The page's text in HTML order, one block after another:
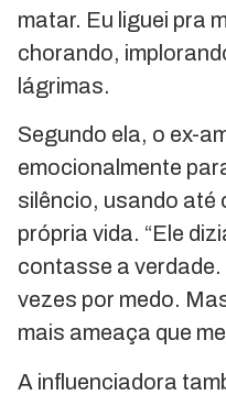
matar. Eu liguei pra
chorando,
lágrimas.
Segundo ela, o ex-
emocionalmente
silêncio, usando até
própria vida. “Ele
contasse a verdade.
vezes por medo.
mais ameaça que
A influenciadora